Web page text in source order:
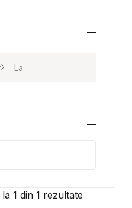
la 1 din 1 rezultate